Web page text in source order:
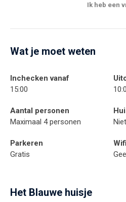
Ik heb een
Wat je moet weten
Inchecken vanaf
15:00
Aantal personen
Maximaal 4 personen
Parkeren
Gratis
Wifi
Het Blauwe huisje